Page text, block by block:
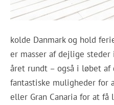
kolde Danmark og hold
er masser af dejlige
året rundt – også i løbet af
fantastiske muligheder for
eller Gran Canaria for at